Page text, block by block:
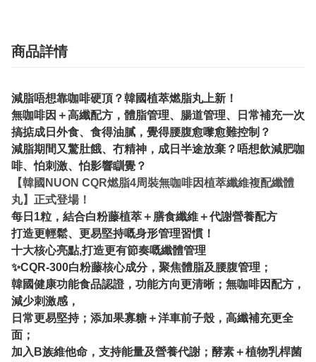
商品詳情
減脂唔想靠咖啡硬頂？韓國植萃燃脂丸上新！
無咖啡因＋高纖配方，體脂管理、腸道管理、日常補充一次
搞掂成日外食、食得油膩，覺得腰腹愈嚟愈難控制？
減脂期間又驚肚餓、冇精神，成日半途放棄？唔想飲減肥咖
啡、怕刺激、怕影響瞓覺？
【韓國NUON CQR燃脂4周裝無咖啡因植萃纖維複配纖體
丸】正式登場！
每日1粒，結合白粉藤植萃＋膳食纖維＋代謝營養配方
打造更輕鬆、更易堅持嘅身形管理習慣！
十大核心亮點,打造更有節奏嘅纖體管理
✨CQR-300白粉藤核心成分，聚焦體脂及腰腹管理；
韓國健康功能食品認證，功能方向更清晰；無咖啡因配方，
減少刺激感，
日常更易堅持；添加果寡糖＋洋車前子殼，高纖補充更全
面；
加入B族維他命，支持能量及營養代謝；酵素＋植物乳桿菌